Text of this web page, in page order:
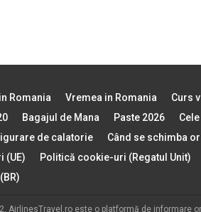
Romania Vremea in Romania
Curs
Bagajul de Mana Paste 2026
de calatorie
Când se schimba
(UE) Politică cookie-uri (Regatul Unit)
AirlinesTravel.ro este o platformă de informare